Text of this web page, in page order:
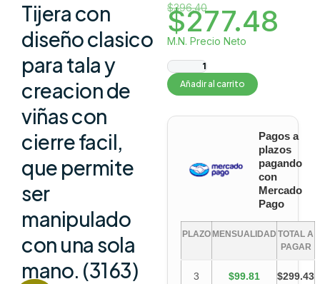
Tijera con
diseño clasico
para tala y
creacion de
viñas con
cierre facil,
que permite
ser
manipulado
con una sola
mano. (3163)
$396.40
$277.48
M.N. Precio Neto
Añadir al carrito
Pagos a
plazos
pagando
con
Mercado
Pago
PLAZO MENSUALIDAD TOTAL A
PAGAR
3
$99.81 $299.43